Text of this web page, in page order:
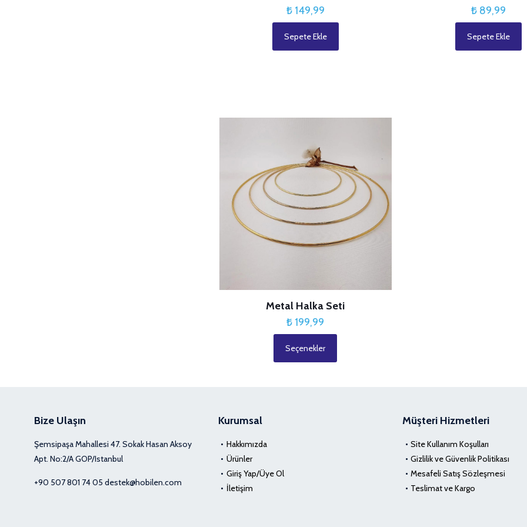
₺149,99
Sepete Ekle
₺ 89,99
Sepete Ekle
Metal Halka Seti
₺ 199,99
Seçenekler
sayfasından
Bize Ulaşın
Şemsipaşa Mahallesi 47. Sokak Hasan Aksoy
Apt. No:2/A GOP/Istanbul
+90 507 801 74 05 destek@hobilen.com
Kurumsal
Hakkımızda
Ürünler
Giriş Yap/Üye Ol
İletişim
Müşteri Hizmetleri
Site Kullanım Koşulları
Gizlilik ve Güvenlik Politikası
Mesafeli Satış Sözleşmesi
Teslimat ve Kargo